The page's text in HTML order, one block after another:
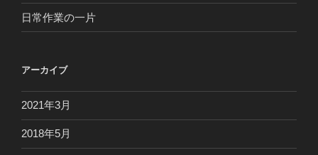
日常作業の一片
アーカイブ
2021年3月
2018年5月